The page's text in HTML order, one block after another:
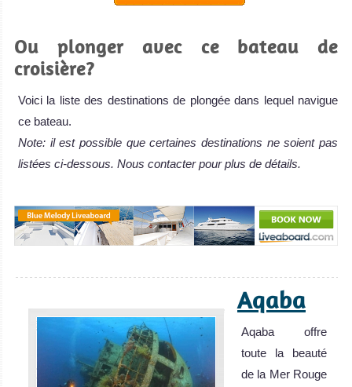
Ou plonger avec ce bateau de
croisière?
Voici la liste des destinations de plongée dans lequel navigue
ce bateau.
Note: il est possible que certaines destinations ne soient pas
listées ci-dessous. Nous contacter pour plus de détails.
Aqaba
Aqaba offre
toute la beauté
de la Mer Rouge